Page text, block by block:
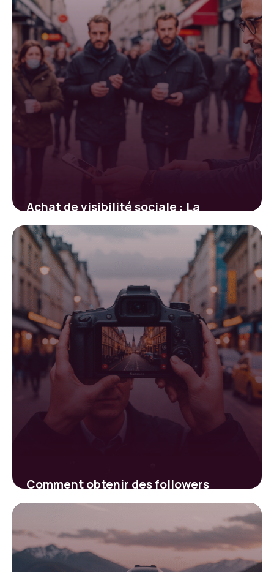
Achat de visibilité sociale : La
solution ultime pour devenir viral en
un clin d’œil ?
8 avril 2024
Comment obtenir des followers
gratuits sur Instagram rapidement et
9 février 2026